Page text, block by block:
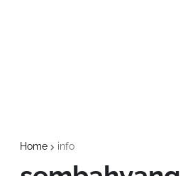
Home info